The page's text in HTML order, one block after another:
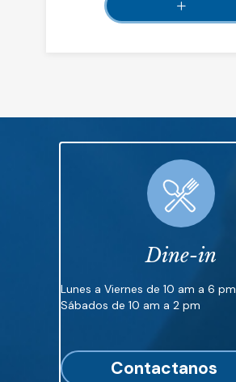
Dine-in
Lunes a Viernes de 10 am a 6 pm
Sábados de 10 am a 2 pm
Contactanos